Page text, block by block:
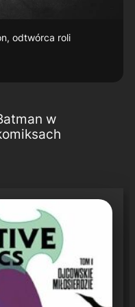
odtwórca roli
w